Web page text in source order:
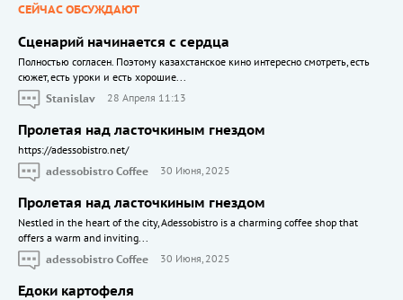
СЕЙЧАС ОБСУЖДАЮТ
Сценарий начинается с сердца
Полностью согласен. Поэтому казахстанское кино интересно смотреть, есть
сюжет, есть уроки и есть хорошие...
Stanislav
28 Апреля 11:13
Пролетая над ласточкиным гнездом
https://adessobistro.net/
adessobistro Coffee
30 Июня, 2025
Пролетая над ласточкиным гнездом
Nestled in the heart of the city, Adessobistro is a charming coffee shop that
offers a warm and inviting...
adessobistro Coffee
30 Июня, 2025
Едоки картофеля